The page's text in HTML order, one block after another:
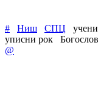
# Ниш СПЦ
уписни рок
@